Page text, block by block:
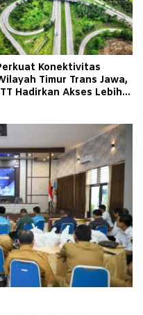
Konektivitas
Timur Trans Jawa,
Hadirkan Akses Lebih